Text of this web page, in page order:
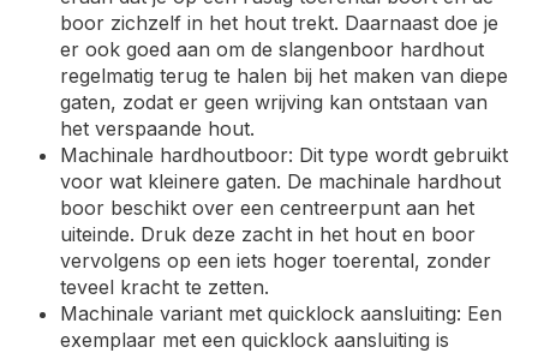
boor zichzelf in het hout trekt. Daarnaast doe je
er ook goed aan om de slangenboor hardhout
regelmatig terug te halen bij het maken van diepe
gaten, zodat er geen wrijving kan ontstaan van
het verspaande hout.
Machinale hardhoutboor: Dit type wordt gebruikt
voor wat kleinere gaten. De machinale hardhout
boor beschikt over een centreerpunt aan het
uiteinde. Druk deze zacht in het hout en boor
vervolgens op een iets hoger toerental, zonder
teveel kracht te zetten.
Machinale variant met quicklock aansluiting: Een
exemplaar met een quicklock aansluiting is